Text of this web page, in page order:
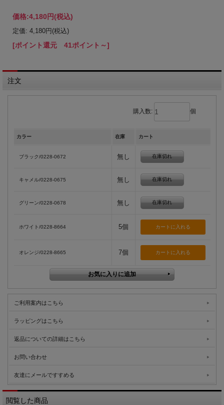
価格:4,180円(税込)
定価: 4,180円(税込)
[ポイント還元 41ポイント～]
注文
購入数: 個
カラー 在庫 カート
ブラック/0228-0672 無し 在庫切れ
キャメル/0228-0675 無し 在庫切れ
グリーン/0228-0678 無し 在庫切れ
ホワイト/0228-8664 5個
オレンジ/0228-8665 7個
ご利用案内はこちら
ラッピングはこちら
返品についての詳細はこちら
お問い合わせ
友達にメールですすめる
閲覧した商品